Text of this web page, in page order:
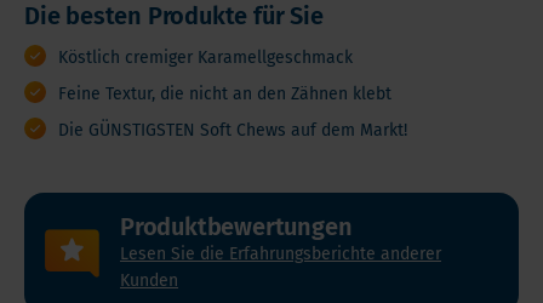
Die besten Produkte für Sie
Köstlich cremiger Karamellgeschmack
Feine Textur, die nicht an den Zähnen klebt
Die GÜNSTIGSTEN Soft Chews auf dem Markt!
Produktbewertungen
Lesen Sie die Erfahrungsberichte anderer
Kunden